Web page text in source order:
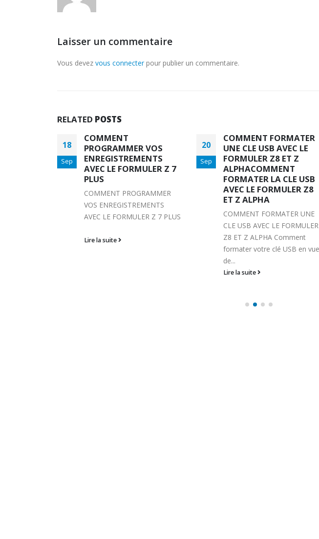
Laisser un commentaire
Vous devez vous connecterpour publier un commentaire.
RELATED POSTS
20
Sep
COMMENT FORMATER
UNE CLE USB AVEC LE
FORMULER Z8 ET Z
ALPHACOMMENT
FORMATER LA CLE USB
AVEC LE FORMULER Z8
ET Z ALPHA
COMMENT FORMATER UNE
Z8 ET Z ALPHA Comment
22
Sep
MYTVONLINE1
MYTVONLINE2
COMMENT REPARER
« PAS DE CONNEXION
ETHERNET » SUR
FORMULER
MYTVONLINE1
MYTVONLINE2 COMMENT
REPARER "PAS DE
CONNEXION ETHERNET" SUR
FORMULER
Lire la suite